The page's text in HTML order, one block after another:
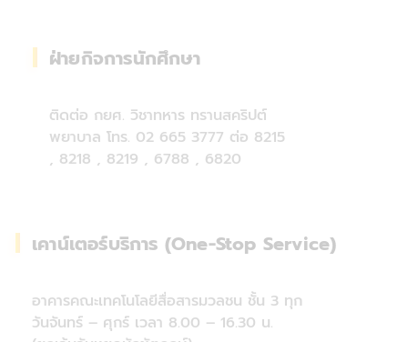
ฝ่ายกิจการนักศึกษา
ติดต่อ กยศ. วิชาทหาร ทรานสคริปต์
พยาบาล โทร. 02 665 3777 ต่อ 8215
, 8218 , 8219 , 6788 , 6820
เคาน์เตอร์บริการ (One-Stop Service)
อาคารคณะเทคโนโลยีสื่อสารมวลชน ชั้น 3 ทุก
วันจันทร์ – ศุกร์ เวลา 8.00 – 16.30 น.